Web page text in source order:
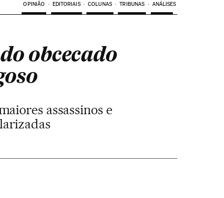
OPINIÃO EDITORIAIS COLUNAS TRIBUNAS ANÁLISES
obcecado
assassinos e